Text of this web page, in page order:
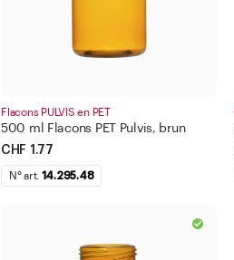
Flacons PULVIS en PET
500 ml Flacons PET Pulvis, brun
CHF 1.77
N° art. 14.295.48